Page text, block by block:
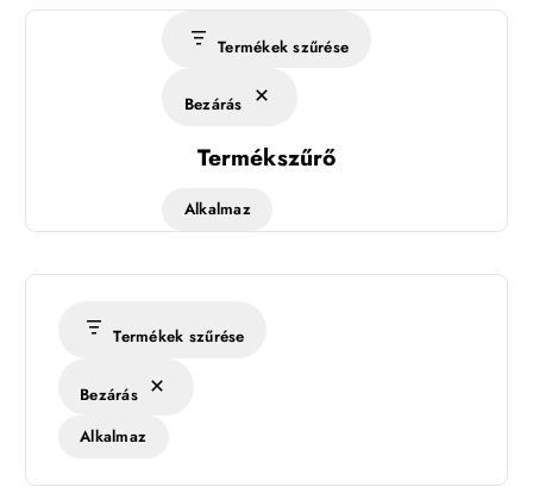
Termékek szűrése
Bezárás
Termékszűrő
Alkalmaz
Termékek szűrése
Bezárás
Alkalmaz